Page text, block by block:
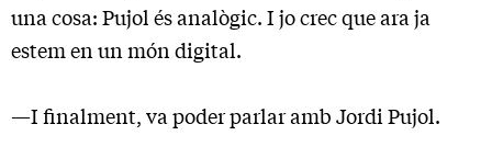
una cosa: Pujol és analògic. I jo crec que ara ja
estem en un món digital.
—I finalment, va poder parlar amb Jordi Pujol.